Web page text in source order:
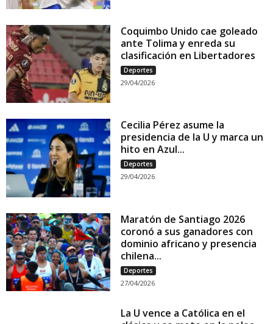
Coquimbo Unido cae goleado
ante Tolima y enreda su
clasificación en Libertadores
Deportes
29/04/2026
Cecilia Pérez asume la
presidencia de la U y marca un
hito en Azul...
Deportes
29/04/2026
Maratón de Santiago 2026
coronó a sus ganadores con
dominio africano y presencia
chilena...
Deportes
27/04/2026
La U vence a Católica en el